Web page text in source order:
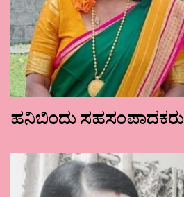
ಹನಿಬಿಂದು ಸಹಸಂಪಾದಕರು